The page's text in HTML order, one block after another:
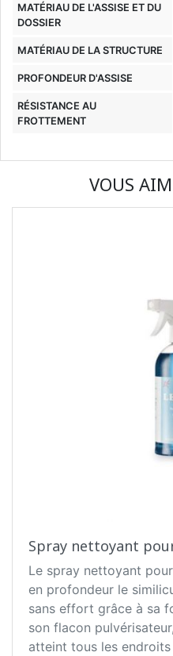
MATÉRIAU DE L'ASSISE ET DU
DOSSIER
MATÉRIAU DE LA STRUCTURE
PROFONDEUR D'ASSISE
RÉSISTANCE AU
FROTTEMENT
VOUS
Spray nettoyant
Le spray nettoyant
en profondeur le
sans effort grâce à sa
son flacon
atteint tous les